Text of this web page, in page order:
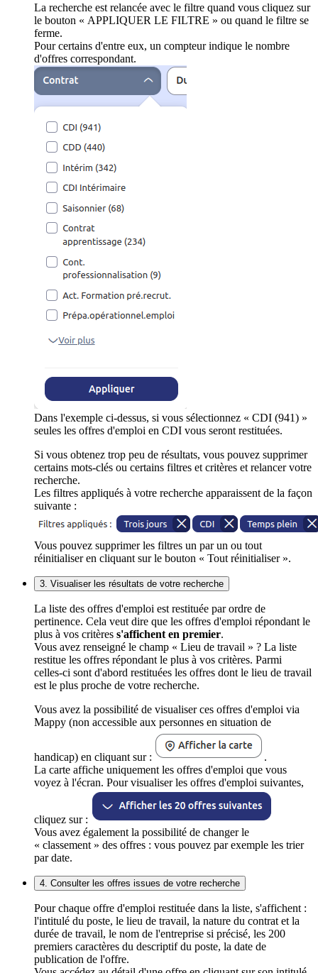
La recherche est relancée avec le filtre quand vous cliquez sur
le bouton « APPLIQUER LE FILTRE » ou quand le filtre se
ferme.
Pour certains d'entre eux, un compteur indique le nombre
d'offres correspondant.
Dans l'exemple ci-dessus, si vous sélectionnez « CDI (941) »
seules les offres d'emploi en CDI vous seront restituées.
Si vous obtenez trop peu de résultats, vous pouvez supprimer
certains mots-clés ou certains filtres et critères et relancer votre
recherche.
Les filtres appliqués à votre recherche apparaissent de la façon
suivante :
Vous pouvez supprimer les filtres un par un ou tout
réinitialiser en cliquant sur le bouton « Tout réinitialiser ».
3. Visualiser les résultats de votre recherche
La liste des offres d'emploi est restituée par ordre de
pertinence. Cela veut dire que les offres d'emploi répondant le
plus à vos critères s'affichent en premier.
Vous avez renseigné le champ « Lieu de travail » ? La liste
restitue les offres répondant le plus à vos critères. Parmi
celles-ci sont d'abord restituées les offres dont le lieu de travail
est le plus proche de votre recherche.
Vous avez la possibilité de visualiser ces offres d'emploi via
Mappy (non accessible aux personnes en situation de
handicap) en cliquant sur :
.
La carte affiche uniquement les offres d'emploi que vous
voyez à l'écran. Pour visualiser les offres d'emploi suivantes,
cliquez sur :
Vous avez également la possibilité de changer le
« classement » des offres : vous pouvez par exemple les trier
par date.
4. Consulter les offres issues de votre recherche
Pour chaque offre d'emploi restituée dans la liste, s'affichent :
l'intitulé du poste, le lieu de travail, la nature du contrat et la
durée de travail, le nom de l'entreprise si précisé, les 200
premiers caractères du descriptif du poste, la date de
publication de l'offre.